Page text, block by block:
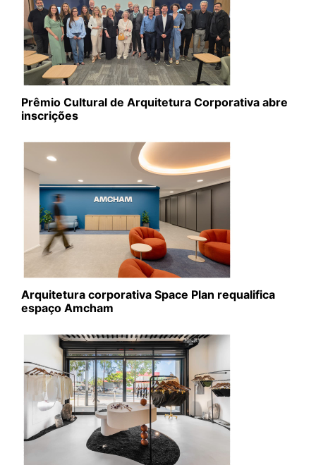
Prêmio Cultural de Arquitetura Corporativa abre
inscrições
Arquitetura corporativa Space Plan requalifica
espaço Amcham